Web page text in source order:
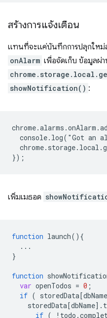
สร้างการแจ้งเตือน
แทนที่จะแค่บันทึกการปลุกใหม่
onAlarm เพื่อจัดเก็บ ข้อมูลผ่
showNotification() :
console.log("Got an
เพิ่มเมธอด
function launch() {
...
}
function
var openTodos = 0 ;
if ( storedData[dbName
storedData[dbName] .
if ( ! todo .